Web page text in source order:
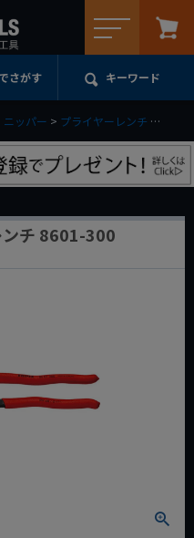
さがす キーワード
ニッパー プライヤーレンチ
ンチ 8601-300